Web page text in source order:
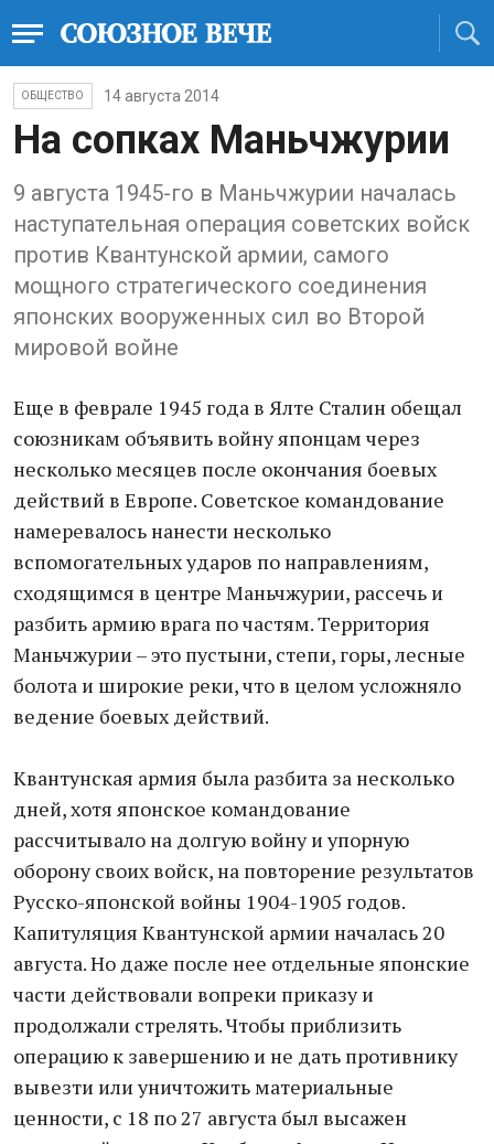
ОБЩЕСТВО 14 августа 2014
На сопках Маньчжурии
9 августа 1945-го в Маньчжурии началась
наступательная операция советских войск
против Квантунской армии, самого
мощного стратегического соединения
японских вооруженных сил во Второй
мировой войне
Еще в феврале 1945 года в Ялте Сталин обещал
союзникам объявить войну японцам через
несколько месяцев после окончания боевых
действий в Европе. Советское командование
намеревалось нанести несколько
вспомогательных ударов по направлениям,
сходящимся в центре Маньчжурии, рассечь и
разбить армию врага по частям. Территория
Маньчжурии – это пустыни, степи, горы, лесные
болота и широкие реки, что в целом усложняло
ведение боевых действий.
Квантунская армия была разбита за несколько
дней, хотя японское командование
рассчитывало на долгую войну и упорную
оборону своих войск, на повторение результатов
Русско-японской войны 1904-1905 годов.
Капитуляция Квантунской армии началась 20
августа. Но даже после нее отдельные японские
части действовали вопреки приказу и
продолжали стрелять. Чтобы приблизить
операцию к завершению и не дать противнику
вывезти или уничтожить материальные
ценности, с 18 по 27 августа был высажен